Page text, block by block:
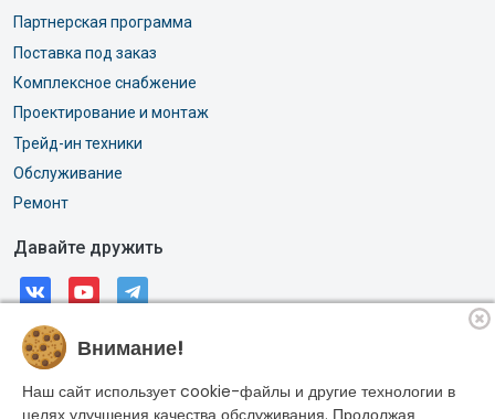
Партнерская программа
Поставка под заказ
Комплексное снабжение
Проектирование и монтаж
Трейд-ин техники
Обслуживание
Ремонт
Давайте дружить
© 2026, АО «РОССИ». Все права защищены.
Адрес: г. Москва, Горлов тупик, дом 11А
ИНН: 7704033887
Внимание!
Наш сайт использует cookie-файлы и другие технологии в
целях улучшения качества обслуживания. Продолжая